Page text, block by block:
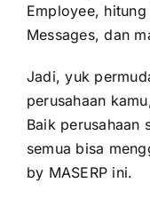
Employee,
Messages, dan
Jadi, yuk
perusahaan
Baik perusahaan
semua bisa
by MASERP ini.